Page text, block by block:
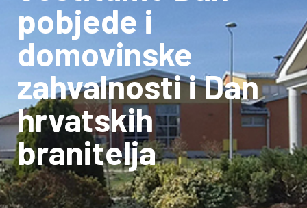
pobjede i
domovinske
zahvalnosti i Dan
hrvatskih
branitelja